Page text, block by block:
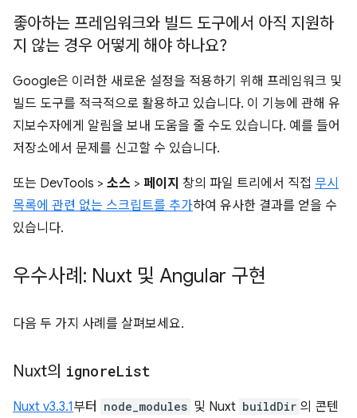
좋아하는 프레임워크와 빌드 도구에서 아직 지원하
지 않는 경우 어떻게 해야 하나요?
Google은 이러한 새로운 설정을 적용하기 위해 프레임워크 및
빌드 도구를 적극적으로 활용하고 있습니다. 이 기능에 관해 유
지보수자에게 알림을 보내 도움을 줄 수도 있습니다. 예를 들어
저장소에서 문제를 신고할 수 있습니다.
또는 DevTools > 소스 > 페이지 창의 파일 트리에서 직접 무시
목록에 관련 없는 스크립트를 추가하여 유사한 결과를 얻을 수
있습니다.
우수사례: Nuxt 및 Angular 구현
다음 두 가지 사례를 살펴보세요.
Nuxt의 ignoreList
Nuxt v3.3.1부터 node_modules 및 Nuxt buildDir 의 콘텐